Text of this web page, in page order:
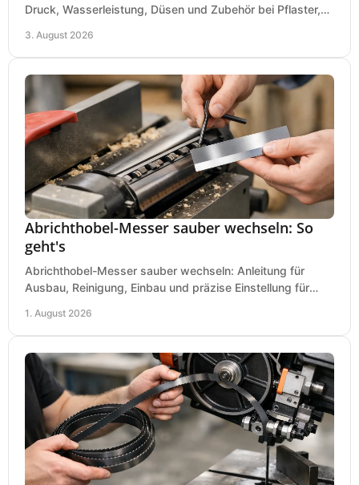
Druck, Wasserleistung, Düsen und Zubehör bei Pflaster,
3. August 2026
Abrichthobel-Messer sauber wechseln: So
geht's
Abrichthobel-Messer sauber wechseln: Anleitung für
Ausbau, Reinigung, Einbau und präzise Einstellung für
1. August 2026